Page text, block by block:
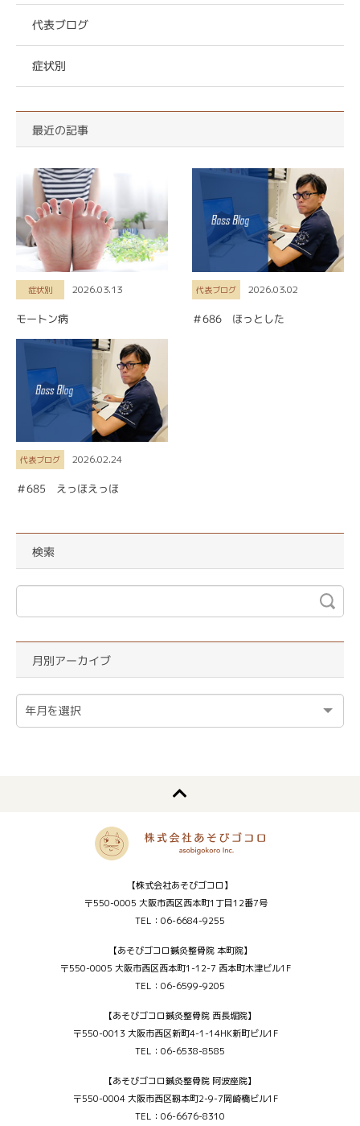
代表ブログ
症状別
最近の記事
症状別 2026.03.13
モートン病
代表ブログ 2026.03.02
＃686 ほっとした
代表ブログ 2026.02.24
＃685 えっほえっほ
検索
月別アーカイブ
【株式会社あそびゴコロ】
〒550-0005 大阪市西区西本町1丁目12番7号
TEL：06-6684-9255
【あそびゴコロ鍼灸整骨院 本町院】
〒550-0005 大阪市西区西本町1-12-7 西本町木津ビル1F
TEL：06-6599-9205
【あそびゴコロ鍼灸整骨院 西長堀院】
〒550-0013 大阪市西区新町4-1-14HK新町ビル1F
TEL：06-6538-8585
【あそびゴコロ鍼灸整骨院 阿波座院】
〒550-0004 大阪市西区靱本町2-9-7岡崎橋ビル1F
TEL：06-6676-8310